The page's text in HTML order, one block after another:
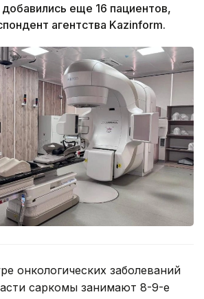
еще 16 пациентов,
агентства Kazinform.
онкологических заболеваний
саркомы занимают 8-9-е